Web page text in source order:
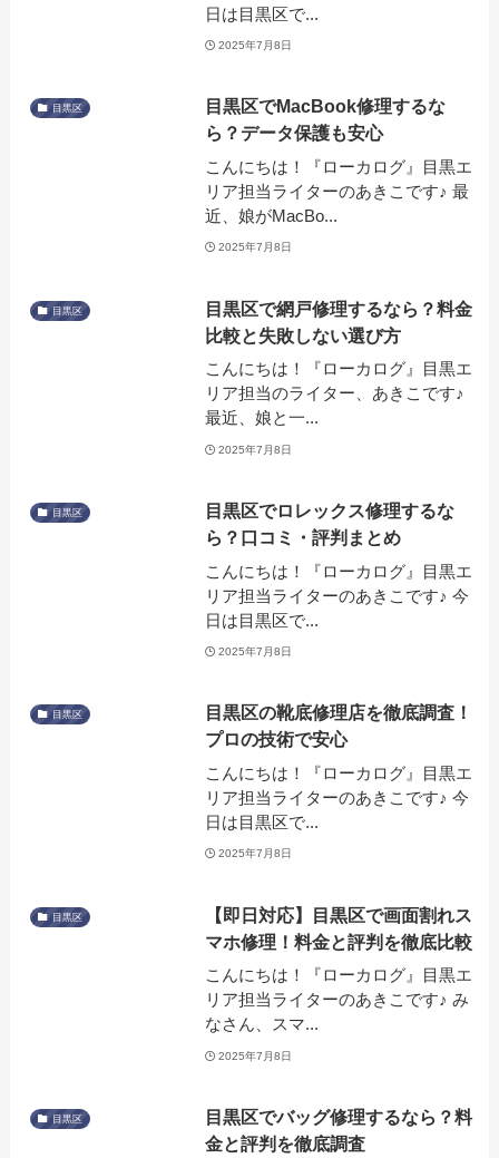
日は目黒区で...
2025年7月8日
目黒区
目黒区でMacBook修理するな
ら？データ保護も安心
こんにちは！『ローカログ』目黒エ
リア担当ライターのあきこです♪ 最
近、娘がMacBo...
2025年7月8日
目黒区
目黒区で網戸修理するなら？料金
比較と失敗しない選び方
こんにちは！『ローカログ』目黒エ
リア担当のライター、あきこです♪
最近、娘と一...
2025年7月8日
目黒区
目黒区でロレックス修理するな
ら？口コミ・評判まとめ
こんにちは！『ローカログ』目黒エ
リア担当ライターのあきこです♪ 今
日は目黒区で...
2025年7月8日
目黒区
目黒区の靴底修理店を徹底調査！
プロの技術で安心
こんにちは！『ローカログ』目黒エ
リア担当ライターのあきこです♪ 今
日は目黒区で...
2025年7月8日
目黒区
【即日対応】目黒区で画面割れス
マホ修理！料金と評判を徹底比較
こんにちは！『ローカログ』目黒エ
リア担当ライターのあきこです♪ み
なさん、スマ...
2025年7月8日
目黒区
目黒区でバッグ修理するなら？料
金と評判を徹底調査